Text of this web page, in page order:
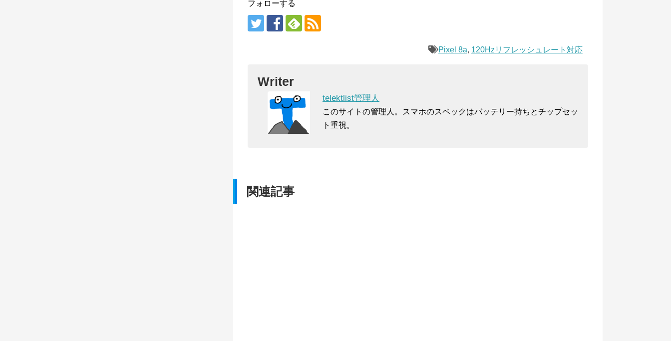
フォローする
Pixel 8a, 120Hzリフレッシュレート対応
Writer
telektlist管理人
このサイトの管理人。スマホのスペックはバッテリー持ちとチップセッ
ト重視。
関連記事